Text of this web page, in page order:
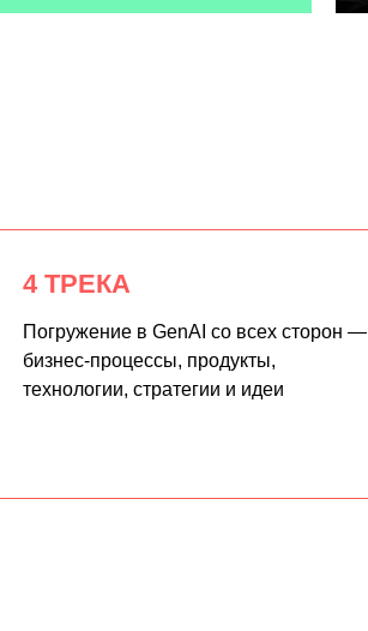
4 ТРЕКА
Погружение в GenAI со всех сторон —
бизнес-процессы, продукты,
технологии, стратегии и идеи